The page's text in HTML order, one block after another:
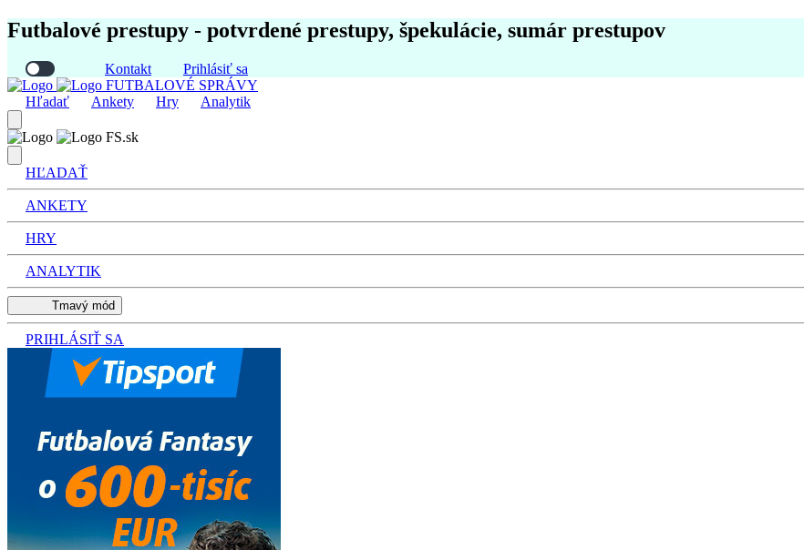
Futbalové prestupy - potvrdené prestupy, špekulácie, sumár prestupov
Kontakt
Prihlásiť sa
FUTBALOVÉ SPRÁVY
Hľadať
Ankety Hry Analytik
FS.sk
HĽADAŤ
ANKETY
HRY
ANALYTIK
Tmavý mód
PRIHLÁSIŤ SA